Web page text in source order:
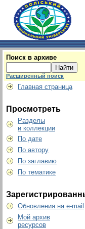
Поиск в архиве
Расширенный поиск
Главная страница
Просмотреть
Разделы
и коллекции
По дате
По автору
По заглавию
По тематике
Обновления на e-mail
Мой архив
ресурсов